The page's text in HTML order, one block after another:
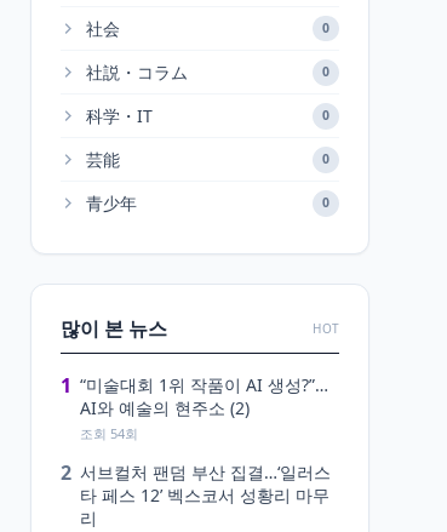
社会 0
社説・コラム 0
科学・IT 0
芸能 0
青少年 0
많이 본 뉴스 HOT
1 “미술대회 1위 작품이 AI 생성?”…
AI와 예술의 현주소 (2)
조회 54회
2 서브컬처 팬덤 부산 집결…‘일러스
타 페스 12’ 벡스코서 성황리 마무
리